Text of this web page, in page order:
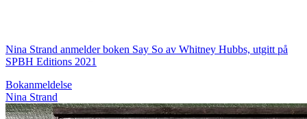
Nina Strand anmelder boken Say So av Whitney Hubbs, utgitt på
SPBH Editions 2021
Bokanmeldelse
Nina Strand